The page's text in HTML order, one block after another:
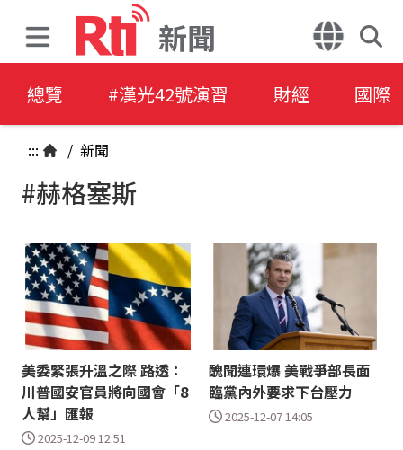
新聞
總覽 #漢光42號演習 財經 國際
::: / 新聞
#赫格塞斯
美委緊張升溫之際 路透：
川普國安官員將向國會「8
人幫」匯報
2025-12-09 12:51
醜聞連環爆 美戰爭部長面
臨黨內外要求下台壓力
2025-12-07 14:05